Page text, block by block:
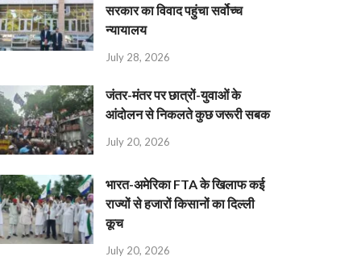
सरकार का विवाद पहुंचा सर्वोच्च
न्यायालय
July 28, 2026
जंतर-मंतर पर छात्रों-युवाओं के
आंदोलन से निकलते कुछ जरूरी सबक
July 20, 2026
भारत-अमेरिका FTA के खिलाफ कई
राज्यों से हजारों किसानों का दिल्ली
कूच
July 20, 2026